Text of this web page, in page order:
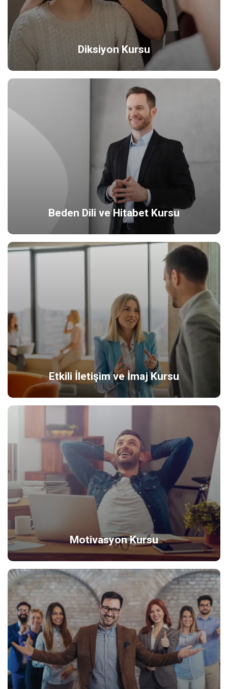
Diksiyon Kursu
Beden Dili ve Hitabet Kursu
Etkili İletişim ve İmaj Kursu
Motivasyon Kursu